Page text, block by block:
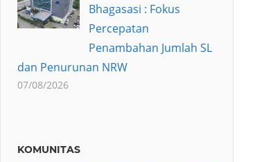
Bhagasasi : Fokus
Percepatan
Penambahan Jumlah SL
dan Penurunan NRW
07/08/2026
KOMUNITAS